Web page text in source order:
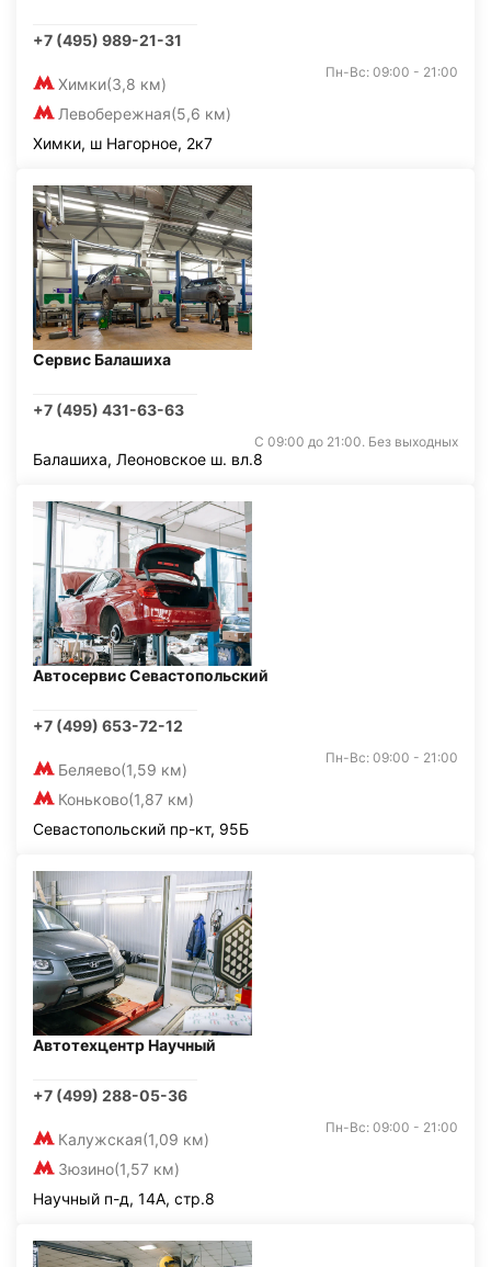
+7 (495) 989-21-31
Химки(3,8 км)
Левобережная(5,6 км)
Пн-Вс: 09:00 - 21:00
Химки, ш Нагорное, 2к7
Сервис Балашиха
+7 (495) 431-63-63
С 09:00 до 21:00. Без выходных
Балашиха, Леоновское ш. вл.8
Автосервис Севастопольский
+7 (499) 653-72-12
Беляево(1,59 км)
Коньково(1,87 км)
Пн-Вс: 09:00 - 21:00
Севастопольский пр-кт, 95Б
Автотехцентр Научный
+7 (499) 288-05-36
Калужская(1,09 км)
Зюзино(1,57 км)
Пн-Вс: 09:00 - 21:00
Научный п-д, 14А, стр.8